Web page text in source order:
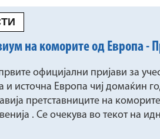
на коморите од Европа -
официјални пријави за
и источна Европа чиј домаќин
претставниците на
. Се очекува во текот на